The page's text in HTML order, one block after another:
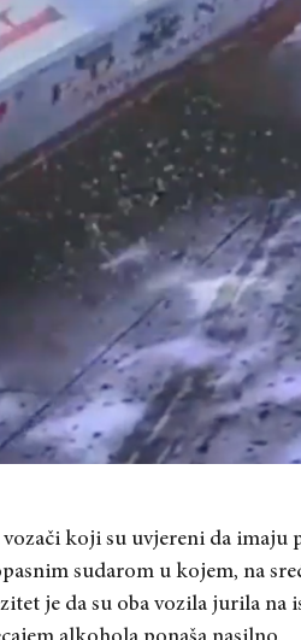
koji su uvjereni da imaju
sudarom u kojem, na
je da su oba vozila jurila na